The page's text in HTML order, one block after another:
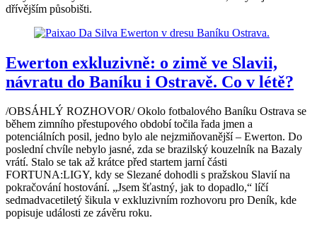
dřívějším působišti.
Ewerton exkluzivně: o zimě ve Slavii,
návratu do Baníku i Ostravě. Co v létě?
/OBSÁHLÝ ROZHOVOR/ Okolo fotbalového Baníku Ostrava se
během zimního přestupového období točila řada jmen a
potenciálních posil, jedno bylo ale nejzmiňovanější – Ewerton. Do
poslední chvíle nebylo jasné, zda se brazilský kouzelník na Bazaly
vrátí. Stalo se tak až krátce před startem jarní části
FORTUNA:LIGY, kdy se Slezané dohodli s pražskou Slavií na
pokračování hostování. „Jsem šťastný, jak to dopadlo,“ líčí
sedmadvacetiletý šikula v exkluzivním rozhovoru pro Deník, kde
popisuje události ze závěru roku.